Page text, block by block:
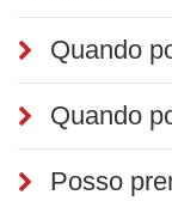
Quando
Quando
Posso